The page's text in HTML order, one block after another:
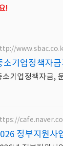
!
소기업정책자금
소기업정책자금,
정부지원사